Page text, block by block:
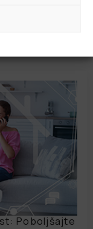
porodici
Poboljšajte